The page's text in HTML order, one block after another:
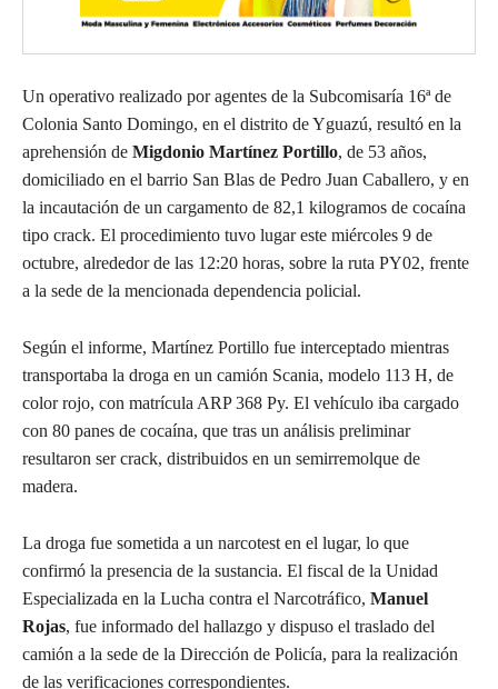
Un operativo realizado por agentes de la Subcomisaría 16ª de
Colonia Santo Domingo, en el distrito de Yguazú, resultó en la
aprehensión de Migdonio Martínez Portillo, de 53 años,
domiciliado en el barrio San Blas de Pedro Juan Caballero, y en
la incautación de un cargamento de 82,1 kilogramos de cocaína
tipo crack. El procedimiento tuvo lugar este miércoles 9 de
octubre, alrededor de las 12:20 horas, sobre la ruta PY02, frente
a la sede de la mencionada dependencia policial.
Según el informe, Martínez Portillo fue interceptado mientras
transportaba la droga en un camión Scania, modelo 113 H, de
color rojo, con matrícula ARP 368 Py. El vehículo iba cargado
con 80 panes de cocaína, que tras un análisis preliminar
resultaron ser crack, distribuidos en un semirremolque de
madera.
La droga fue sometida a un narcotest en el lugar, lo que
confirmó la presencia de la sustancia. El fiscal de la Unidad
Especializada en la Lucha contra el Narcotráfico, Manuel
Rojas, fue informado del hallazgo y dispuso el traslado del
camión a la sede de la Dirección de Policía, para la realización
de las verificaciones correspondientes.